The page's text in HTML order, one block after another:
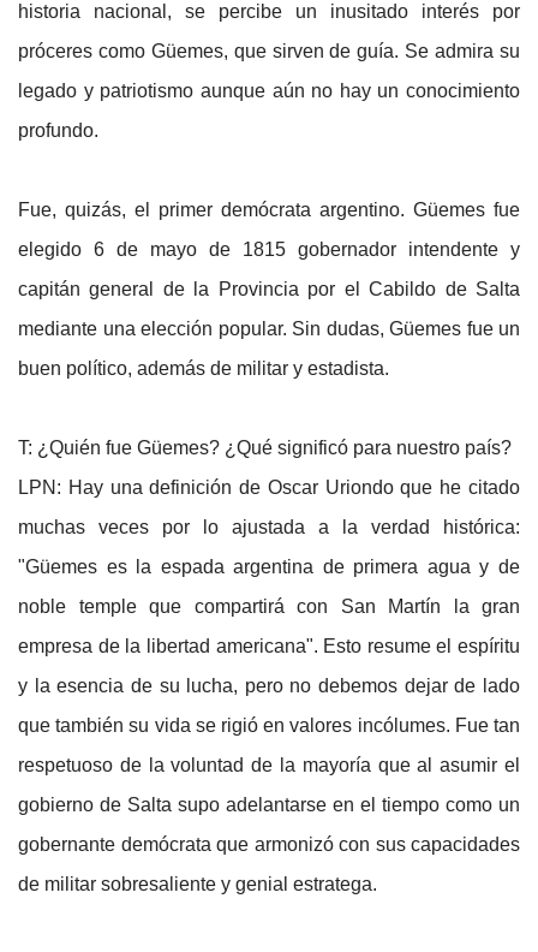
historia nacional, se percibe un inusitado interés por
próceres como Güemes, que sirven de guía. Se admira su
legado y patriotismo aunque aún no hay un conocimiento
profundo.
Fue, quizás, el primer demócrata argentino. Güemes fue
elegido 6 de mayo de 1815 gobernador intendente y
capitán general de la Provincia por el Cabildo de Salta
mediante una elección popular. Sin dudas, Güemes fue un
buen político, además de militar y estadista.
T: ¿Quién fue Güemes? ¿Qué significó para nuestro país?
LPN: Hay una definición de Oscar Uriondo que he citado
muchas veces por lo ajustada a la verdad histórica:
"Güemes es la espada argentina de primera agua y de
noble temple que compartirá con San Martín la gran
empresa de la libertad americana". Esto resume el espíritu
y la esencia de su lucha, pero no debemos dejar de lado
que también su vida se rigió en valores incólumes. Fue tan
respetuoso de la voluntad de la mayoría que al asumir el
gobierno de Salta supo adelantarse en el tiempo como un
gobernante demócrata que armonizó con sus capacidades
de militar sobresaliente y genial estratega.